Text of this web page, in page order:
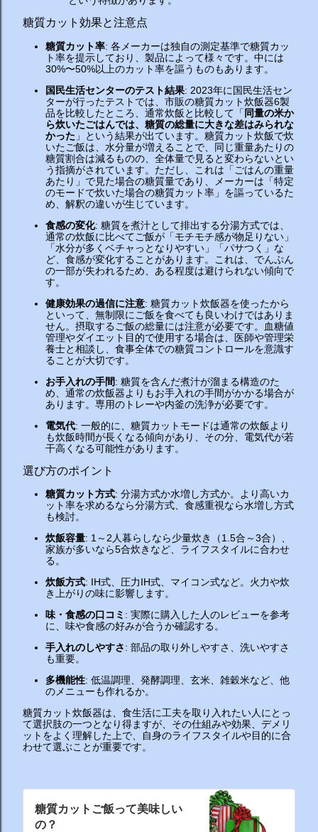
糖質カット効果と注意点
糖質カット率: 各メーカーは独自の測定基準で糖質カッ
ト率を提示しており、製品によって様々です。中には
30%〜50%以上のカット率を謳うものもあります。
国民生活センターのテスト結果: 2023年に国民生活セン
ターが行ったテストでは、市販の糖質カット炊飯器6製
品を比較したところ、通常炊飯と比較して「同量の米か
ら炊いたごはんでは、糖質の総量に大きな差はみられな
かった 」という結果が出ています。糖質カット炊飯で炊
いたご飯は、水分量が増えることで、同じ重量あたりの
糖質割合は減るものの、全体量で見ると変わらないとい
う指摘がされています。ただし、これは「ごはんの重量
あたり」で見た場合の糖質量であり、メーカーは「特定
のモードで炊いた場合の糖質カット率」を謳っているた
め、解釈の違いが生じています。
食感の変化: 糖質を煮汁として排出する分湯方式では、
通常の炊飯に比べてご飯が「モチモチ感が物足りない」
「水分が多くベチャっとなりやすい」「パサつく」な
ど、食感が変化することがあります。これは、でんぷん
の一部が失われるため、ある程度は避けられない傾向で
す。
健康効果の過信に注意: 糖質カット炊飯器を使ったから
といって、無制限にご飯を食べても良いわけではありま
せん。摂取するご飯の総量には注意が必要です。血糖値
管理やダイエット目的で使用する場合は、医師や管理栄
養士と相談し、食事全体での糖質コントロールを意識す
ることが大切です。
お手入れの手間: 糖質を含んだ煮汁が溜まる構造のた
め、通常の炊飯器よりもお手入れの手間がかかる場合が
あります。専用のトレーや内釜の洗浄が必要です。
電気代: 一般的に、糖質カットモードは通常の炊飯より
も炊飯時間が長くなる傾向があり、その分、電気代が若
干高くなる可能性があります。
選び方のポイント
糖質カット方式: 分湯方式か水増し方式か。より高いカ
ット率を求めるなら分湯方式、食感重視なら水増し方式
も検討。
炊飯容量: 1～2人暮らしなら少量炊き（1.5合～3合）、
家族が多いなら5合炊きなど、ライフスタイルに合わせ
る。
炊飯方式: IH式、圧力IH式、マイコン式など。火力や炊
き上がりの味に影響します。
味・食感の口コミ : 実際に購入した人のレビューを参考
に、味や食感の好みが合うか確認する。
手入れのしやすさ: 部品の取り外しやすさ、洗いやすさ
も重要。
多機能性: 低温調理、発酵調理、玄米、雑穀米など、他
のメニューも作れるか。
糖質カット炊飯器は、食生活に工夫を取り入れたい人にとっ
て選択肢の一つとなり得ますが、その仕組みや効果、デメリ
ットをよく理解した上で、自身のライフスタイルや目的に合
わせて選ぶことが重要です。
糖質カットご飯って美味しい
の？